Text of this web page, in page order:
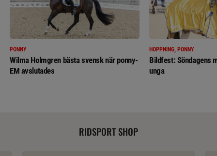
PONNY
Wilma Holmgren bästa svensk när ponny-
EM avslutades
HOPPNING, PONNY
Bildfest: Söndagens
unga
RIDSPORT SHOP